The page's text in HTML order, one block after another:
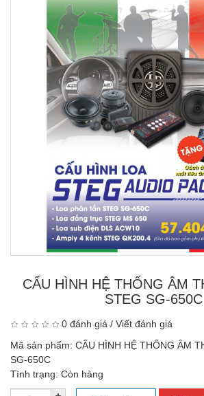
CẤU HÌNH HỆ THỐNG ÂM
STEG SG-650C
0 đánh giá / Viết đánh giá
Mã sản phẩm: CẤU HÌNH HỆ THỐNG ÂM
SG-650C
Tình trạng: Còn hàng